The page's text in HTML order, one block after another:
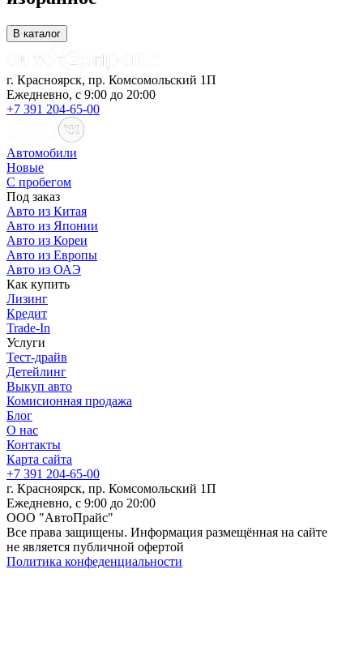
В каталог
г. Красноярск, пр. Комсомольский 1П
Ежедневно, с 9:00 до 20:00
+7 391 204-65-00
Автомобили
Новые
С пробегом
Под заказ
Авто из Китая
Авто из Японии
Авто из Кореи
Авто из Европы
Авто из ОАЭ
Как купить
Лизинг
Кредит
Trade-In
Услуги
Тест-драйв
Детейлинг
Выкуп авто
Комисионная продажа
Блог
О нас
Контакты
Карта сайта
+7 391 204-65-00
г. Красноярск, пр. Комсомольский 1П
Ежедневно, с 9:00 до 20:00
ООО "АвтоПрайс"
Все права защищены. Информация размещённая на сайте
не является публичной офертой
Политика конфеденциальности